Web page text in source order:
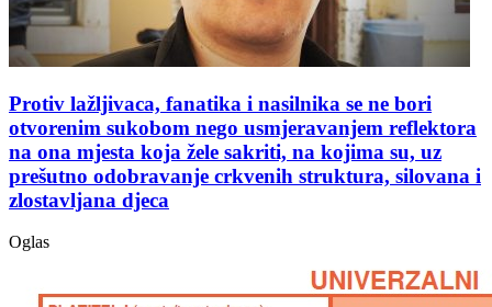
Protiv lažljivaca, fanatika i nasilnika se ne bori
otvorenim sukobom nego usmjeravanjem reflektora
na ona mjesta koja žele sakriti, na kojima su, uz
prešutno odobravanje crkvenih struktura, silovana i
zlostavljana djeca
Oglas